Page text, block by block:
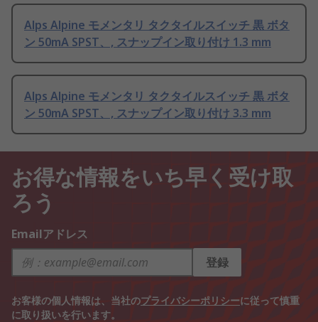
Alps Alpine モメンタリ タクタイルスイッチ 黒 ボタ
ン 50mA SPST、, スナップイン取り付け 1.3 mm
Alps Alpine モメンタリ タクタイルスイッチ 黒 ボタ
ン 50mA SPST、, スナップイン取り付け 3.3 mm
お得な情報をいち早く受け取
ろう
Emailアドレス
登録
お客様の個人情報は、当社のプライバシーポリシーに従って慎重
に取り扱いを行います。